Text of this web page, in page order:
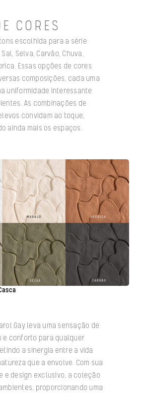
CORES
escolhida para a série
Selva, Carvão, Chuva,
Essas opções de cores
composições, cada uma
uniformidade interessante
As combinações de
convidam ao toque,
ainda mais os espaços.
Gay leva uma sensação de
e conforto para qualquer
a sinergia entre a vida
que a envolve. Com sua
e design exclusivo, a coleção
proporcionando uma